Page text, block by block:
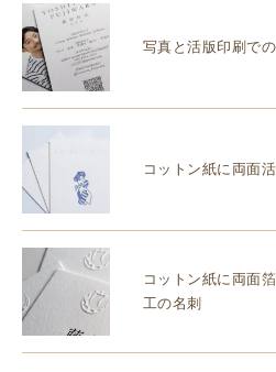
写真と活版印刷で
コットン紙に両面
コットン紙に両面
工の名刺